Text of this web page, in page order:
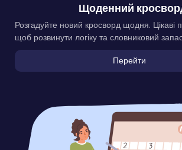
Щоденний
Розгадуйте новий кросворд щодня. Цікаві
щоб розвинути логіку та словниковий
Перейти